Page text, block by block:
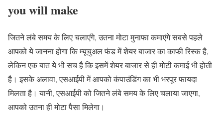
you will make
जितने लंबे समय के लिए चलाएंगे, उतना मोटा मुनाफा कमाएंगे सबसे पहले
आपको ये जानना होगा कि म्यूचुअल फंड में शेयर बाजार का काफी रिस्क है,
लेकिन एक बात ये भी सच है कि इसमें शेयर बाजार से ही मोटी कमाई भी होती
है। इसके अलावा, एसआईपी में आपको कंपाउंडिंग का भी भरपूर फायदा
मिलता है। यानी, एसआईपी को जितने लंबे समय के लिए चलाया जाएगा,
आपको उतना ही मोटा पैसा मिलेगा।